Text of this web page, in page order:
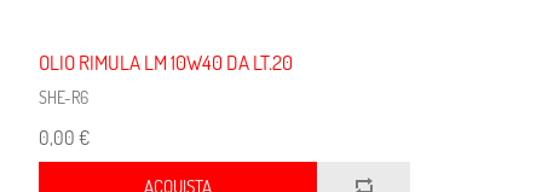
OLIO RIMULA LM 10W40 DA LT.20
SHE-R6
0,00 €
ACQUISTA